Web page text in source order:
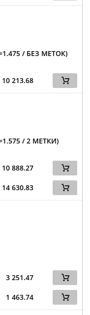
/ БЕЗ МЕТОК)
10 213.68
/ 2 МЕТКИ)
10 888.27
14 630.83
3 251.47
1 463.74